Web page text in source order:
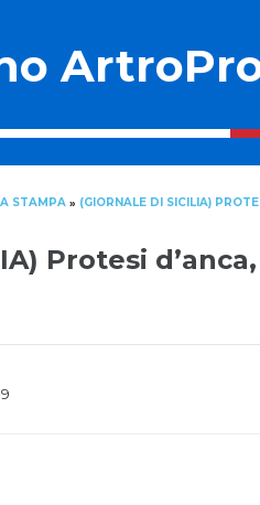
STAMPA » (GIORNALE DI SICILIA)
Protesi